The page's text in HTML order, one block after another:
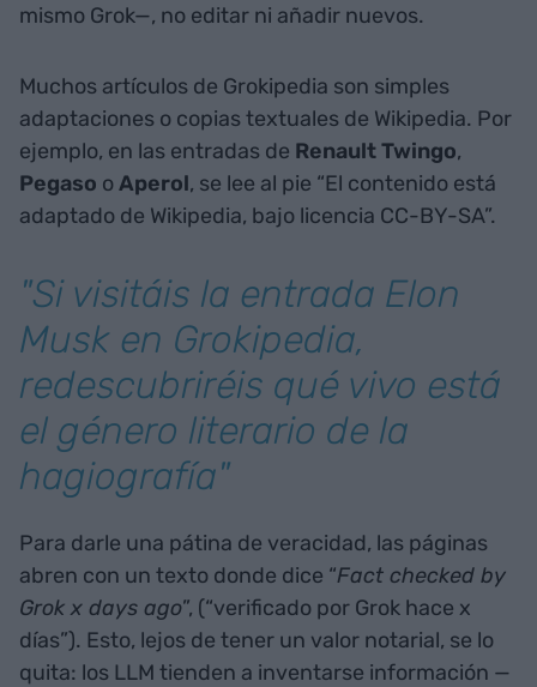
mismo Grok—, no editar ni añadir nuevos.
Muchos artículos de Grokipedia son simples
adaptaciones o copias textuales de Wikipedia. Por
ejemplo, en las entradas de Renault Twingo,
Pegaso oAperol, se lee al pie “El contenido está
adaptado de Wikipedia, bajo licencia CC-BY-SA”.
"Si visitáis la entrada Elon
Musk en Grokipedia,
redescubriréis qué vivo está
el género literario de la
hagiografía"
Para darle una pátina de veracidad, las páginas
abren con un texto donde dice “Fact checked by
Grok x days ago”, (“verificado por Grok hace x
días”). Esto, lejos de tener un valor notarial, se lo
quita: los LLM tienden a inventarse información —